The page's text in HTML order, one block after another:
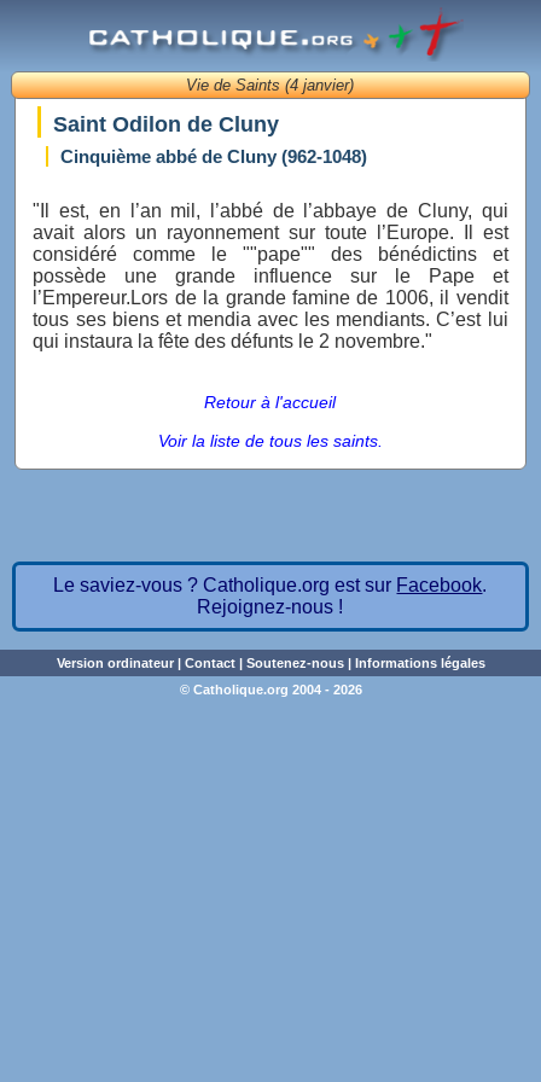
Vie de Saints (4 janvier)
Saint Odilon de Cluny
Cinquième abbé de Cluny (962-1048)
"Il est, en l’an mil, l’abbé de l’abbaye de Cluny, qui
avait alors un rayonnement sur toute l’Europe. Il est
considéré comme le ""pape"" des bénédictins et
possède une grande influence sur le Pape et
l’Empereur.Lors de la grande famine de 1006, il vendit
tous ses biens et mendia avec les mendiants. C’est lui
qui instaura la fête des défunts le 2 novembre."
Retour à l'accueil
Voir la liste de tous les saints.
Le saviez-vous ? Catholique.org est sur Facebook.
Rejoignez-nous !
Version ordinateur| Contact| Soutenez-nous| Informations légales
© Catholique.org 2004 - 2026